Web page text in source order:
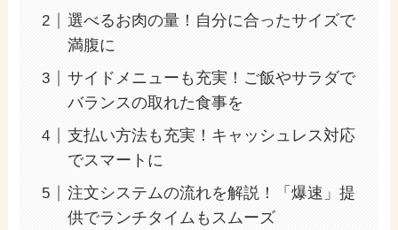
選べるお肉の量！自分に合ったサイズで
満腹に
サイドメニューも充実！ご飯やサラダで
バランスの取れた食事を
支払い方法も充実！キャッシュレス対応
でスマートに
注文システムの流れを解説！「爆速」提
供でランチタイムもスムーズ